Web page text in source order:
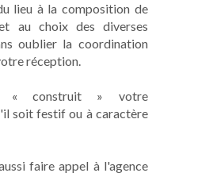
lieu à la composition de
au choix des diverses
oublier la coordination
réception.
« construit » votre
soit festif ou à caractère
faire appel à l'agence